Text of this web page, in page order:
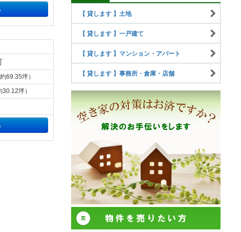
約69.35坪）
30.12坪）
【 貸します 】土地
【 貸します 】一戸建て
【 貸します 】マンション・アパート
【 貸します 】事務所・倉庫・店舗